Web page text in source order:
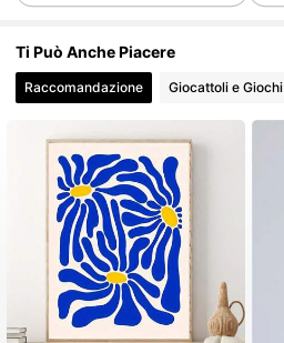
4.86
4.86
4.86 2.9K Follower
Ti Può Anche Piacere
Raccomandazione Giocattoli e Giochi